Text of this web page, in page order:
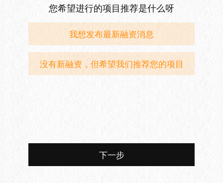
您希望进行的项目推荐是什么呀
我想发布最新融资消息
没有新融资，但希望我们推荐您的项目
下一步